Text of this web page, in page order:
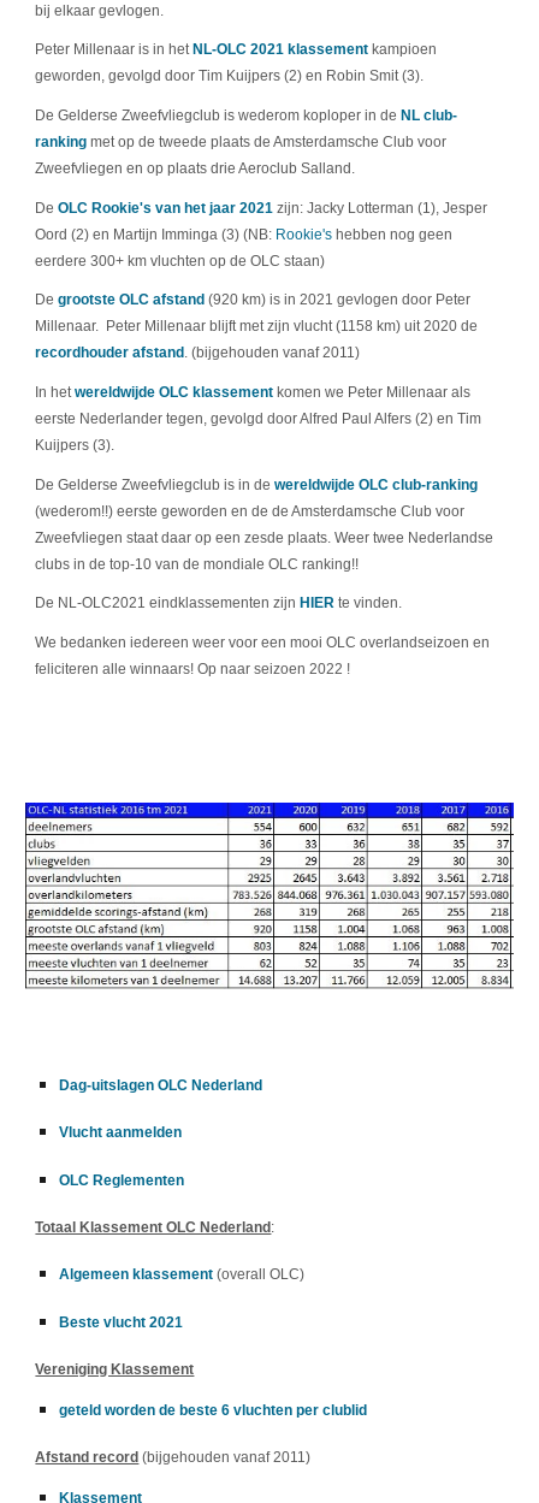
bij elkaar gevlogen.
Peter Millenaar is in het NL-OLC 2021 klassement kampioen
geworden, gevolgd door Tim Kuijpers (2) en Robin Smit (3).
De Gelderse Zweefvliegclub is wederom koploper in de NL club-
ranking met op de tweede plaats de Amsterdamsche Club voor
Zweefvliegen en op plaats drie Aeroclub Salland.
DeOLC Rookie's van het jaar 2021 zijn: Jacky Lotterman (1), Jesper
Oord (2) en Martijn Imminga (3) (NB: Rookie's hebben nog geen
eerdere 300+ km vluchten op de OLC staan)
Degrootste OLC afstand (920 km) is in 2021 gevlogen door Peter
Millenaar. Peter Millenaar blijft met zijn vlucht (1158 km) uit 2020 de
recordhouder afstand . (bijgehouden vanaf 2011)
In hetwereldwijde OLC klassement komen we Peter Millenaar als
eerste Nederlander tegen, gevolgd door Alfred Paul Alfers (2) en Tim
Kuijpers (3).
De Gelderse Zweefvliegclub is in dewereldwijde OLC club-ranking
(wederom!!) eerste geworden en de de Amsterdamsche Club voor
Zweefvliegen staat daar op een zesde plaats. Weer twee Nederlandse
clubs in de top-10 van de mondiale OLC ranking!!
De NL-OLC2021 eindklassementen zijn HIER te vinden.
We bedanken iedereen weer voor een mooi OLC overlandseizoen en
feliciteren alle winnaars! Op naar seizoen 2022 !
Dag-uitslagen OLC Nederland
Vlucht aanmelden
OLC Reglementen
Totaal Klassement OLC Nederland :
Algemeen klassement (overall OLC)
Beste vlucht 2021
Vereniging Klassement
geteld worden de beste 6 vluchten per clublid
Afstand record (bijgehouden vanaf 2011)
Klassement